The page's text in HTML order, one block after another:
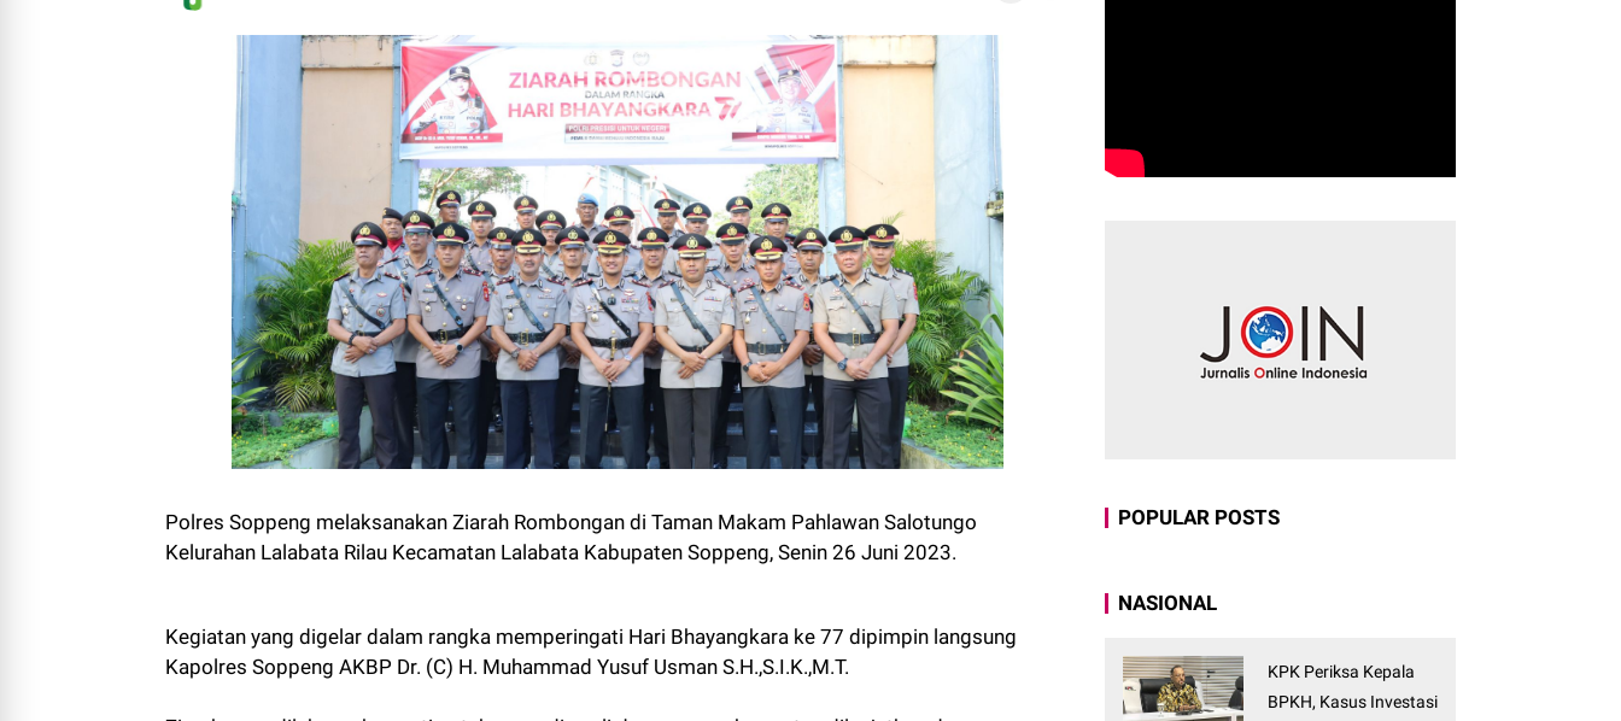
Polres Soppeng melaksanakan Ziarah Rombongan di Taman Makam Pahlawan Salotungo
Kelurahan Lalabata Rilau Kecamatan Lalabata Kabupaten Soppeng, Senin 26 Juni 2023.
Kegiatan yang digelar dalam rangka memperingati Hari Bhayangkara ke 77 dipimpin langsung
Kapolres Soppeng AKBP Dr. (C) H. Muhammad Yusuf Usman S.H.,S.I.K.,M.T.
POPULAR POSTS
NASIONAL
KPK Periksa Kepala
BPKH, Kasus Investasi